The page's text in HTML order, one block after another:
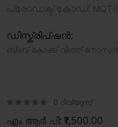
ഡിസ്ക്രിപ്ഷൻ:
0 റിവ്യൂസ്
എം ആർ പി: ₹1,500.00